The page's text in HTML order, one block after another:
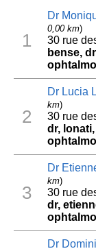
1
Dr
0,00 km)
30 rue
bense,
2
Dr Lucia
km)
30 rue
dr,
3
Dr
km)
30 rue
dr,
Dr